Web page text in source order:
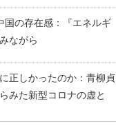
国の存在感：『エネルギ
ながら
正しかったのか：青柳貞
みた新型コロナの虚と